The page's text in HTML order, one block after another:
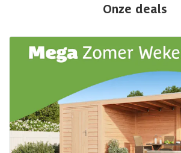
Onze deals